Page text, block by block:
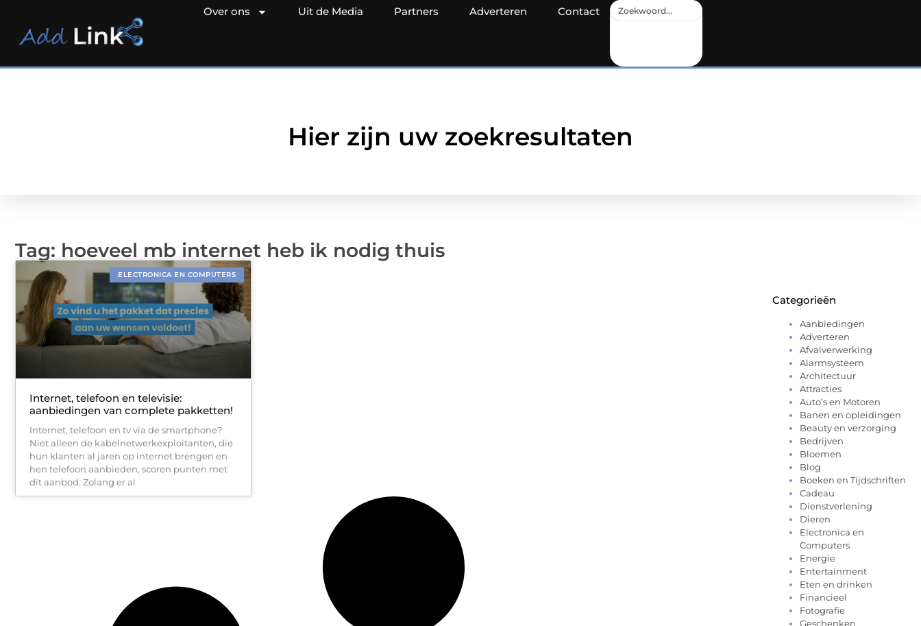
Over ons Uit de Media Partners Adverteren Contact
Hier zijn uw zoekresultaten
Tag: hoeveel mb internet heb ik nodig thuis
ELECTRONICA EN COMPUTERS
Internet, telefoon en televisie:
aanbiedingen van complete pakketten!
Internet, telefoon en tv via de smartphone?
Niet alleen de kabelnetwerkexploitanten, die
hun klanten al jaren op internet brengen en
hen telefoon aanbieden, scoren punten met
dit aanbod. Zolang er al
Categorieën
Aanbiedingen
Adverteren
Afvalverwerking
Alarmsysteem
Architectuur
Attracties
Auto’s en Motoren
Banen en opleidingen
Beauty en verzorging
Bedrijven
Bloemen
Blog
Boeken en Tijdschriften
Cadeau
Dienstverlening
Dieren
Electronica en
Computers
Energie
Entertainment
Eten en drinken
Financieel
Fotografie
Geschenken